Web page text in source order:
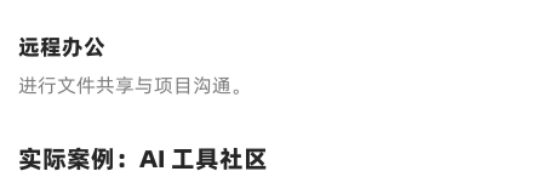
远程办公
进行文件共享与项目沟通。
实际案例：AI 工具社区